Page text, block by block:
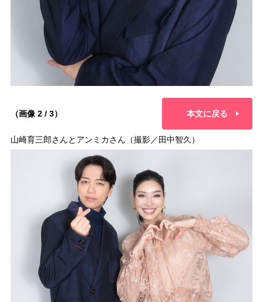
（画像 2 / 3） 本文に戻る
山崎育三郎さんとアンミカさん（撮影／田中智久）